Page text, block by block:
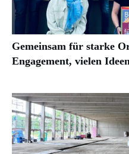
Gemeinsam für starke
Engagement, vielen